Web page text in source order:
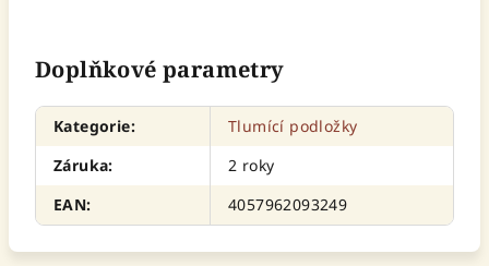
Doplňkové parametry
Kategorie:
Tlumící podložky
Záruka:
2 roky
EAN: 4057962093249